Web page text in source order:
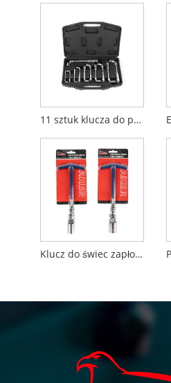
11 sztuk klucza do perforacji typu L
Klucz do świec zapłonowych